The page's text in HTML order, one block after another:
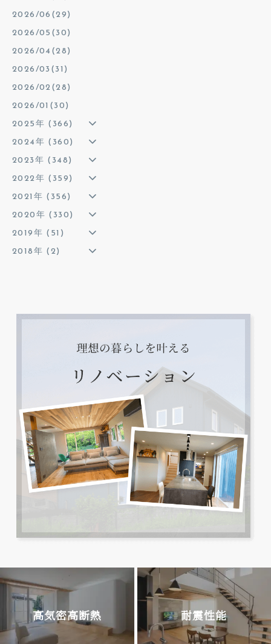
2026/06(29)
2026/05(30)
2026/04(28)
2026/03(31)
2026/02(28)
2026/01(30)
2025年 (366)
2024年 (360)
2023年 (348)
2022年 (359)
2021年 (356)
2020年 (330)
2019年 (51)
2018年 (2)
高気密高断熱 耐震性能